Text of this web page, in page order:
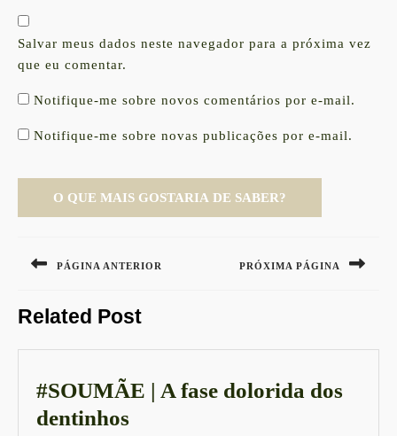
Salvar meus dados neste navegador para a próxima vez
que eu comentar.
Notifique-me sobre novos comentários por e-mail.
Notifique-me sobre novas publicações por e-mail.
de
PÁGINA ANTERIOR
post:
PRÓXIMA PÁGINA
Related Post
#SOUMÃE | A fase dolorida dos
dentinhos